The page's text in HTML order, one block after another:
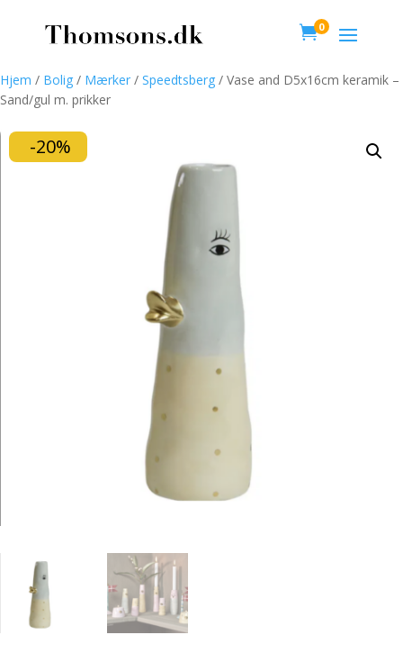
0
Hjem / Bolig / Mærker / Speedtsberg / Vase and D5x16cm keramik –
Sand/gul m. prikker
-20%